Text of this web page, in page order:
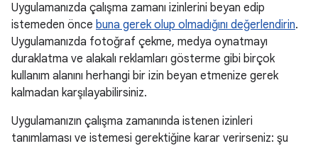
Uygulamanızda çalışma zamanı izinlerini beyan edip
istemeden önce buna gerek olup olmadığını değerlendirin.
Uygulamanızda fotoğraf çekme, medya oynatmayı
duraklatma ve alakalı reklamları gösterme gibi birçok
kullanım alanını herhangi bir izin beyan etmenize gerek
kalmadan karşılayabilirsiniz.
Uygulamanızın çalışma zamanında istenen izinleri
tanımlaması ve istemesi gerektiğine karar verirseniz: şu